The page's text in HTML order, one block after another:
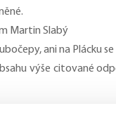
Martin Slabý
ani na Plácku
výše citované